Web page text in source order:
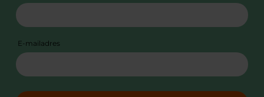
E-mailadres